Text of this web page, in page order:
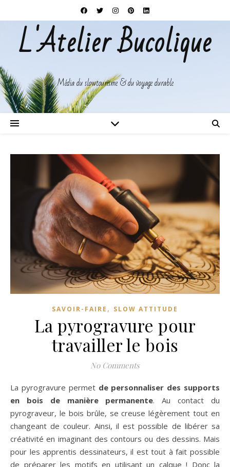
L'Atelier Bucolique
Média du slowtourisme & du voyage durable
SAVOIR-FAIRE , SLOW ATTITUDE
La pyrogravure pour
travailler le bois
No Comments
La pyrogravure permet de personnaliser des supports
en bois de manière permanente. Au contact du
pyrograveur, le bois brûle, se creuse légèrement tout en
changeant de couleur. Ainsi, il est possible de libérer sa
créativité en imaginant des contours ou des dessins. Mais
pour les apprentis dessinateurs, il est tout à fait possible
de préparer les motifs en utilisant un calque ! Donc la